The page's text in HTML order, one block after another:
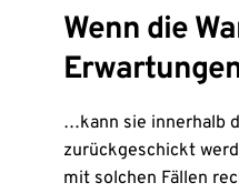
Wenn die
…kann sie innerhalb
zurückgeschickt
mit solchen Fällen